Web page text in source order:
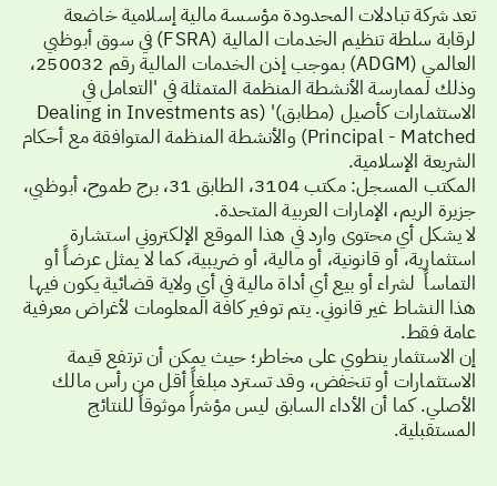
تعد شركة تبادلات المحدودة مؤسسة مالية إسلامية خاضعة
لرقابة سلطة تنظيم الخدمات المالية (FSRA) في سوق أبوظبي
العالمي (ADGM) بموجب إذن الخدمات المالية رقم 250032،
وذلك لممارسة الأنشطة المنظمة المتمثلة في 'التعامل في
الاستثمارات كأصيل (مطابق)' (Dealing in Investments as
Principal - Matched) والأنشطة المنظمة المتوافقة مع أحكام
الشريعة الإسلامية.
المكتب المسجل: مكتب 3104، الطابق 31، برج طموح، أبوظبي،
جزيرة الريم، الإمارات العربية المتحدة.
لا يشكل أي محتوى وارد في هذا الموقع الإلكتروني استشارة
استثمارية، أو قانونية، أو مالية، أو ضريبية، كما لا يمثل عرضاً أو
التماساً لشراء أو بيع أي أداة مالية في أي ولاية قضائية يكون فيها
هذا النشاط غير قانوني. يتم توفير كافة المعلومات لأغراض معرفية
عامة فقط.
إن الاستثمار ينطوي على مخاطر؛ حيث يمكن أن ترتفع قيمة
الاستثمارات أو تنخفض، وقد تسترد مبلغاً أقل من رأس مالك
الأصلي. كما أن الأداء السابق ليس مؤشراً موثوقاً للنتائج
المستقبلية.